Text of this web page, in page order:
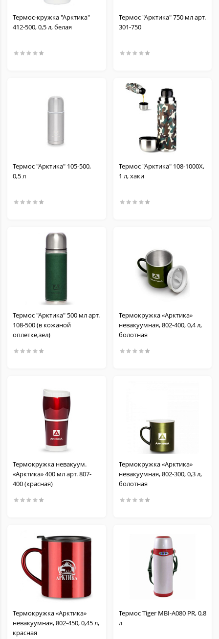
Термос-кружка "Арктика"
412-500, 0,5 л, белая
Термос "Арктика" 750 мл арт.
301-750
Термос "Арктика" 105-500,
0,5 л
Термос "Арктика" 108-1000Х,
1 л, хаки
Термос "Арктика" 500 мл арт.
108-500 (в кожаной
оплетке,зел)
Термокружка «Арктика»
невакуумная, 802-400, 0,4 л,
болотная
Термокружка невакуум.
«Арктика» 400 мл арт. 807-
400 (красная)
Термокружка «Арктика»
невакуумная, 802-300, 0,3 л,
болотная
Термокружка «Арктика»
невакуумная, 802-450, 0,45 л,
красная
Термос Tiger MBI-A080 PR, 0,8
л